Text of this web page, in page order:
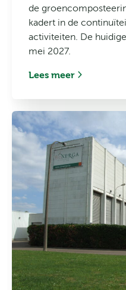
de
kadert in de
activiteiten. De
mei 2027.
Lees meer